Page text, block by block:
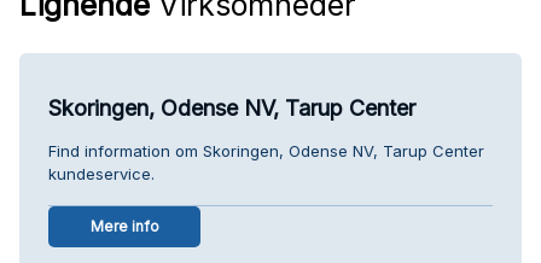
Skoringen, Odense NV, Tarup Center
Find information om Skoringen, Odense NV, Tarup Center
kundeservice.
Mere info